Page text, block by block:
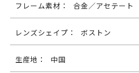
フレーム素材： 合金／アセテート
レンズシェイプ： ボストン
生産地： 中国